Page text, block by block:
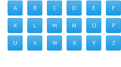
A B C D E F
K L M N O P
U V W X Y Z